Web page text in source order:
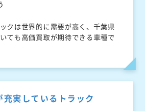
クは世界的に需要が高く、千葉県
ても高価買取が期待できる車種で
実しているトラック